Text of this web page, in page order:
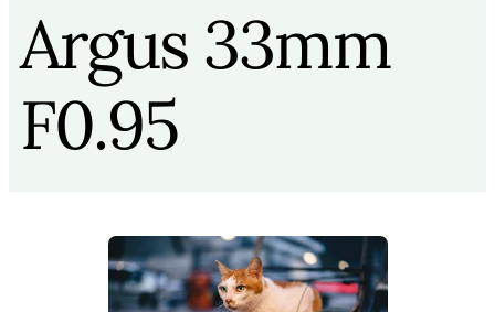
Argus 33mm
F0.95